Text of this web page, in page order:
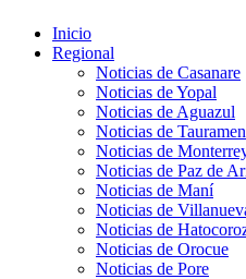
Inicio
Regional
Noticias de Casanare
Noticias de Yopal
Noticias de Aguazul
Noticias de
Noticias de
Noticias de Paz de
Noticias de Maní
Noticias de
Noticias de
Noticias de Orocue
Noticias de Pore